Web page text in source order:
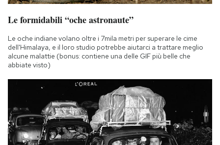
Le formidabili “oche astronaute”
Le oche indiane volano oltre i 7mila metri per superare le cime
dell'Himalaya, e il loro studio potrebbe aiutarci a trattare meglio
alcune malattie (bonus: contiene una delle GIF più belle che
abbiate visto)